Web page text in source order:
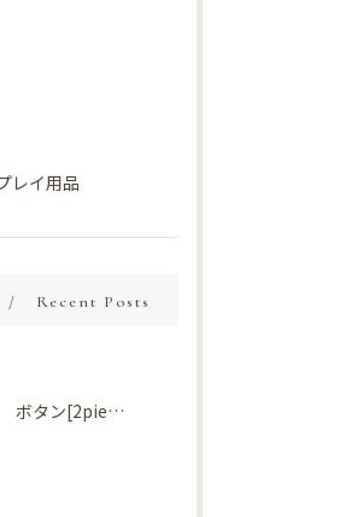
レイ用品
Recent Posts
ボタン[2piece] Import parts No2730